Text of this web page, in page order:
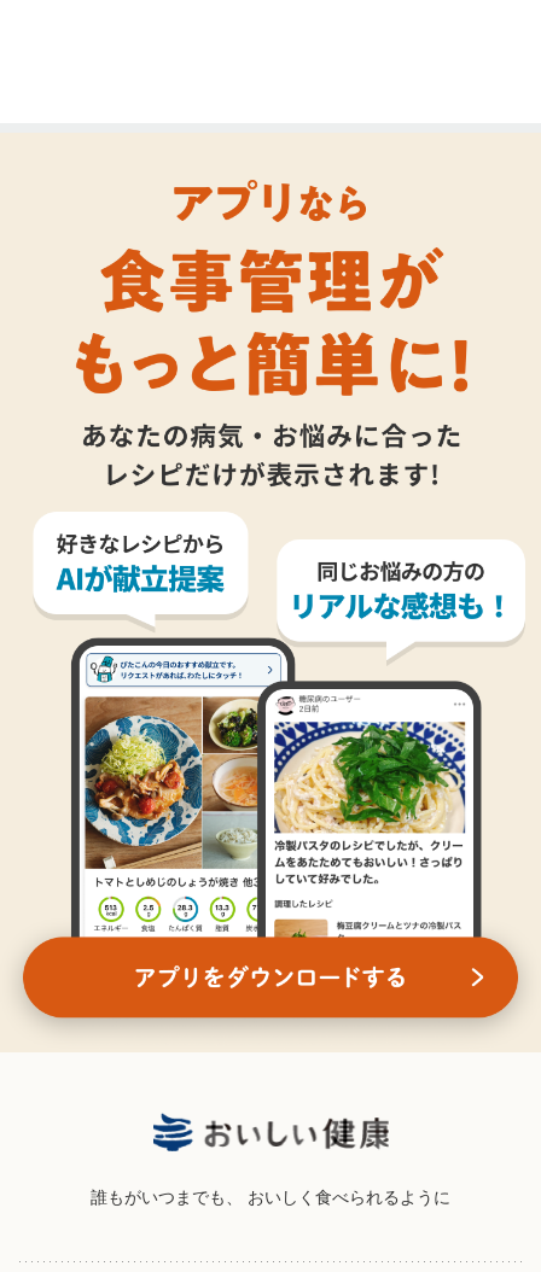
誰もがいつまでも、 おいしく食べられるように